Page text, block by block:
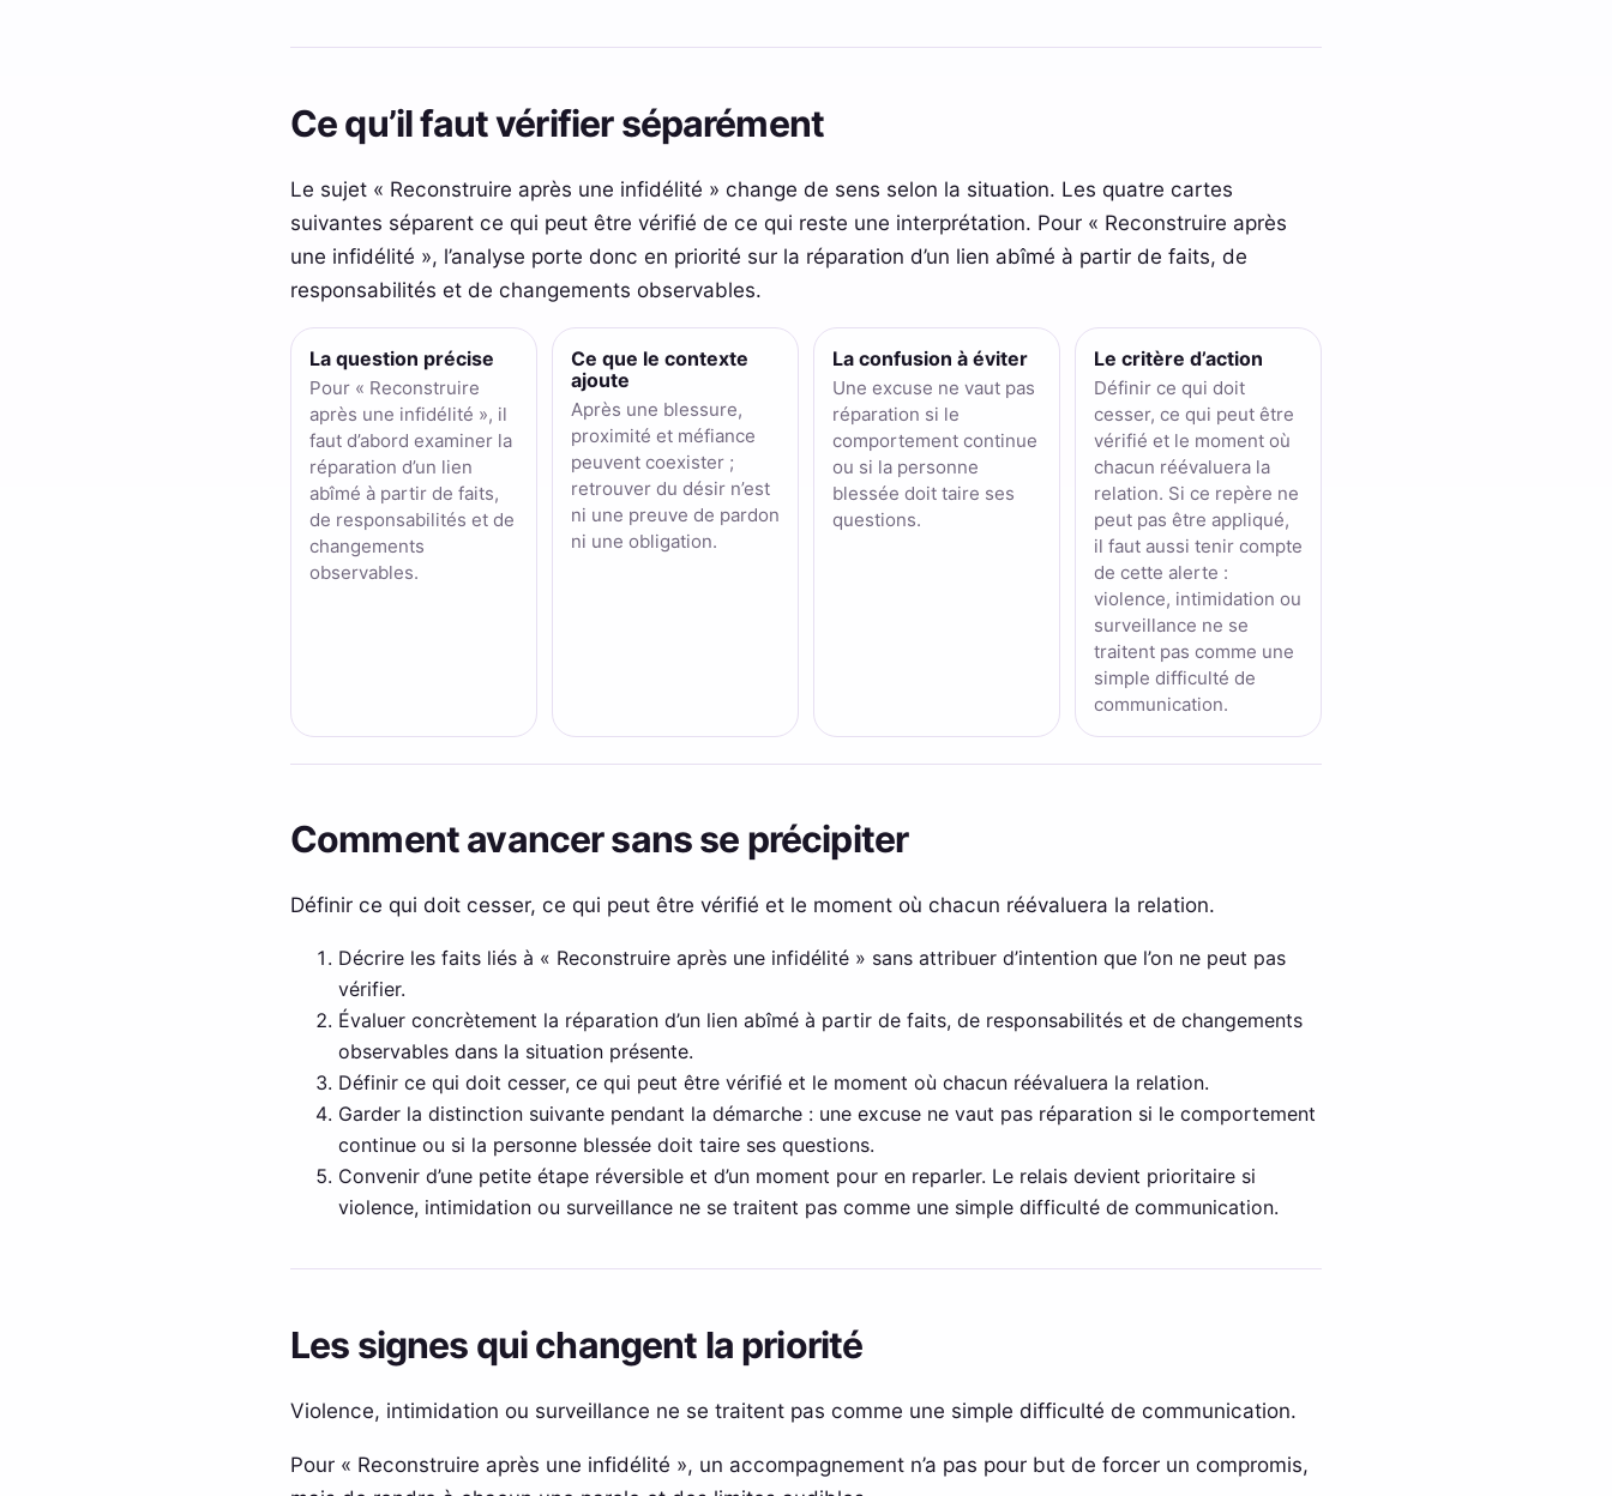
Ce qu’il faut vérifier séparément
Le sujet « Reconstruire après une infidélité » change de sens selon la situation. Les quatre cartes
suivantes séparent ce qui peut être vérifié de ce qui reste une interprétation. Pour « Reconstruire après
une infidélité », l’analyse porte donc en priorité sur la réparation d’un lien abîmé à partir de faits, de
responsabilités et de changements observables.
La question précise
Pour « Reconstruire
après une infidélité », il
faut d’abord examiner la
réparation d’un lien
abîmé à partir de faits,
de responsabilités et de
changements
observables.
Ce que le contexte
ajoute
Après une blessure,
proximité et méfiance
peuvent coexister ;
retrouver du désir n’est
ni une preuve de pardon
ni une obligation.
La confusion à éviter
Une excuse ne vaut pas
réparation si le
comportement continue
ou si la personne
blessée doit taire ses
questions.
Le critère d’action
Définir ce qui doit
cesser, ce qui peut être
vérifié et le moment où
chacun réévaluera la
relation. Si ce repère ne
peut pas être appliqué,
il faut aussi tenir compte
de cette alerte :
violence, intimidation ou
surveillance ne se
traitent pas comme une
simple difficulté de
communication.
Comment avancer sans se précipiter
Définir ce qui doit cesser, ce qui peut être vérifié et le moment où chacun réévaluera la relation.
Décrire les faits liés à « Reconstruire après une infidélité » sans attribuer d’intention que l’on ne peut pas
vérifier.
Évaluer concrètement la réparation d’un lien abîmé à partir de faits, de responsabilités et de changements
observables dans la situation présente.
Définir ce qui doit cesser, ce qui peut être vérifié et le moment où chacun réévaluera la relation.
Garder la distinction suivante pendant la démarche : une excuse ne vaut pas réparation si le comportement
continue ou si la personne blessée doit taire ses questions.
Convenir d’une petite étape réversible et d’un moment pour en reparler. Le relais devient prioritaire si
violence, intimidation ou surveillance ne se traitent pas comme une simple difficulté de communication.
Les signes qui changent la priorité
Violence, intimidation ou surveillance ne se traitent pas comme une simple difficulté de communication.
Pour « Reconstruire après une infidélité », un accompagnement n’a pas pour but de forcer un compromis,